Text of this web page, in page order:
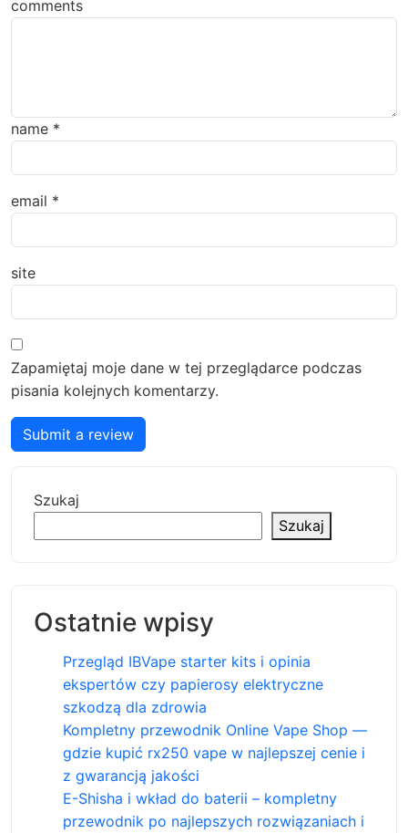
comments
name *
email *
site
Zapamiętaj moje dane w tej przeglądarce podczas
pisania kolejnych komentarzy.
Submit a review
Szukaj
Szukaj
Ostatnie wpisy
Przegląd IBVape starter kits i opinia
ekspertów czy papierosy elektryczne
szkodzą dla zdrowia
Kompletny przewodnik Online Vape Shop —
gdzie kupić rx250 vape w najlepszej cenie i
z gwarancją jakości
E-Shisha i wkład do baterii – kompletny
przewodnik po najlepszych rozwiązaniach i